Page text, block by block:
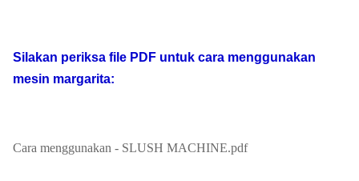
Silakan periksa file PDF untuk cara menggunakan
mesin margarita:
Cara menggunakan - SLUSH MACHINE.pdf